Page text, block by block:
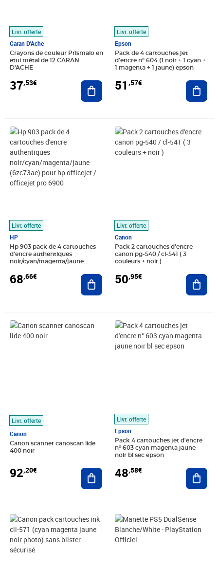
Livr. offerte
Caran D'Ache
Crayons de couleur Prismalo en
etui métal de 12 CARAN
D'ACHE
37,53€ Ajouter au panier
Livr. offerte
Epson
Pack de 4 cartouches jet
d'encre n° 604 (1 noir + 1 cyan +
1 magenta + 1 jaune) epson
51 ,57€
Livr. offerte
HP
Hp 903 pack de 4 cartouches
d'encre authentiques
noir/cyan/magenta/jaune
officejet pro 6900
68,66€
Prix 68,66€
Ajouter au panier
Livr. offerte
Canon
Pack 2 cartouches d'encre
canon pg-540 / cl-541 ( 3
couleurs + noir )
50,95€
Prix 50,95€
Livr. offerte
Canon
Canon scanner canoscan lide
400 noir
92,20€
Prix 92,20€
Ajouter au panier
Livr. offerte
Epson
Pack 4 cartouches jet d'encre
n° 603 cyan magenta jaune
noir bl sec epson
48,58€
Prix 48,58€
Prix 57,72€ Prix 99,11€